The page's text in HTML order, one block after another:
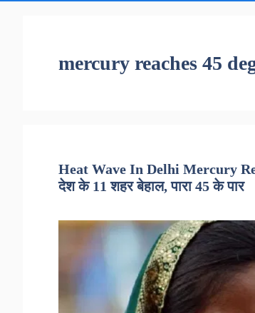
mercury reaches 45
Heat Wave In Delhi Mercury
देश के 11 शहर बेहाल, पारा 45 के पार